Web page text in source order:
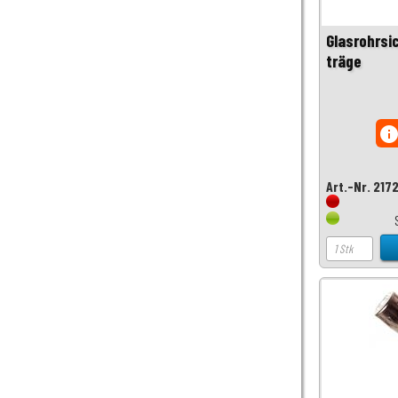
träge
Art.-Nr.